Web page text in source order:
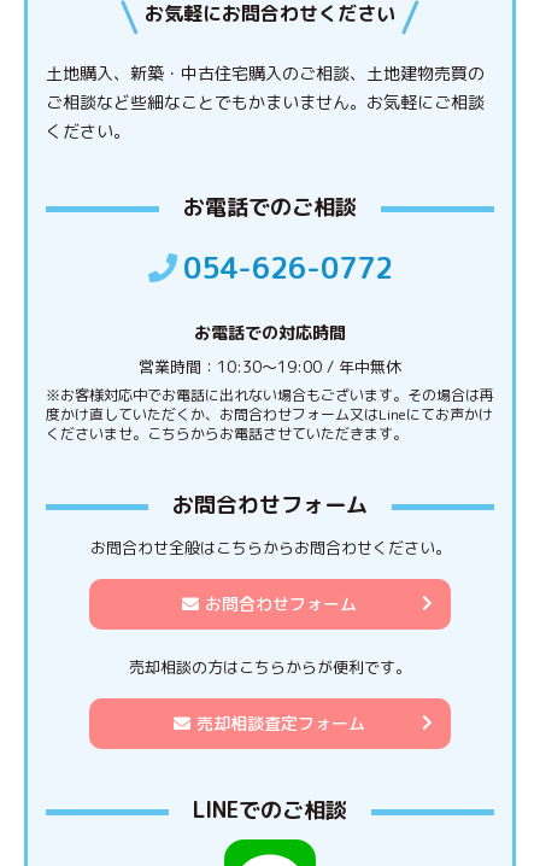
お気軽にお問合わせください
土地購入、新築・中古住宅購入のご相談、土地建物売買の
ご相談など些細なことでもかまいません。 お気軽にご相談
ください。
お電話でのご相談
054-626-0772
お電話での対応時間
営業時間：10:30〜19:00 / 年中無休
※お客様対応中でお電話に出れない場合もございます。その場合は再
度かけ直していただくか、お問合わせフォーム又はLineにてお声かけ
くださいませ。こちらからお電話させていただきます。
お問合わせフォーム
お問合わせ全般はこちらからお問合わせください。
お問合わせフォーム
売却相談の方はこちらからが便利です。
売却相談査定フォーム
LINEでのご相談